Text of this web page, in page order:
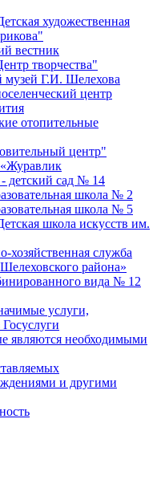
художественная
вестник
творчества"
Г.И. Шелехова
центр
отопительные
центр"
детский сад № 14
школа № 2
школа № 5
школа искусств им.
служба
района»
вида № 12
услуги,
являются необходимыми
и другими